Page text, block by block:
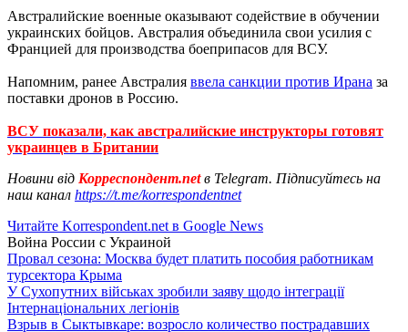
Австралийские военные оказывают содействие в обучении
украинских бойцов. Австралия объединила свои усилия с
Францией для производства боеприпасов для ВСУ.
Напомним, ранее Австралия ввела санкции против Ирана за
поставки дронов в Россию.
ВСУ показали, как австралийские инструкторы готовят
украинцев в Британии
Новини від Корреспондент.netв Telegram. Підписуйтесь на
наш канал https://t.me/korrespondentnet
Читайте Korrespondent.net в Google News
Война России с Украиной
Провал сезона: Москва будет платить пособия работникам
турсектора Крыма
У Сухопутних військах зробили заяву щодо інтеграції
Інтернаціональних легіонів
Взрыв в Сыктывкаре: возросло количество пострадавших